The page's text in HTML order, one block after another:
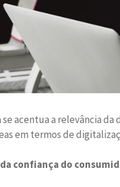
se acentua a relevância
em termos de
da confiança do